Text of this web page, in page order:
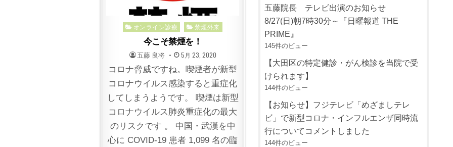
Posted
オンライン診療 禁煙外来
今こそ禁煙を！
POSTED
BY
五藤 良将 POSTED
ON
5月 23, 2020
コロナ脅威ですね。喫煙者が新型
コロナウイルス感染すると重症化
してしまうようです。 喫煙は新型
コロナウイルス肺炎重症化の最大
のリスクです 。 中国・武漢を中
心に COVID-19 患者 1,099 名の臨
五藤院長 テレビ出演のお知らせ
8/27(日)朝7時30分～『日曜報道 THE
PRIME』
145件のビュー
【大田区の特定健診・がん検診を当院で受
けられます】
144件のビュー
【お知らせ】フジテレビ「めざましテレ
ビ」で新型コロナ・インフルエンザ同時流
行についてコメントしました
144件のビュー